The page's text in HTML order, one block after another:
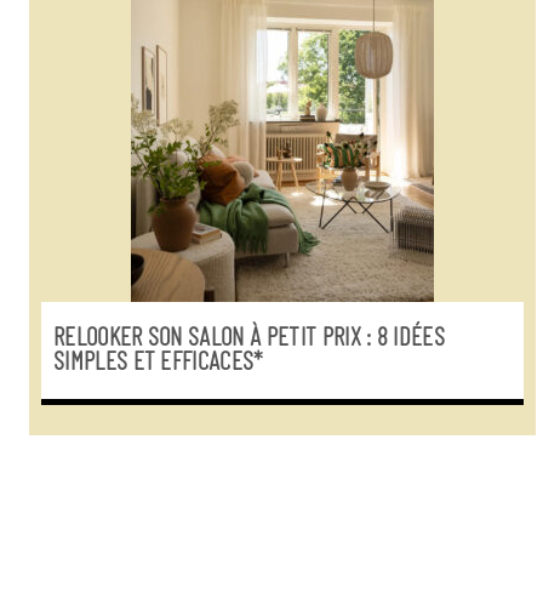
RELOOKER SON SALON À PETIT PRIX : 8 IDÉES
SIMPLES ET EFFICACES*